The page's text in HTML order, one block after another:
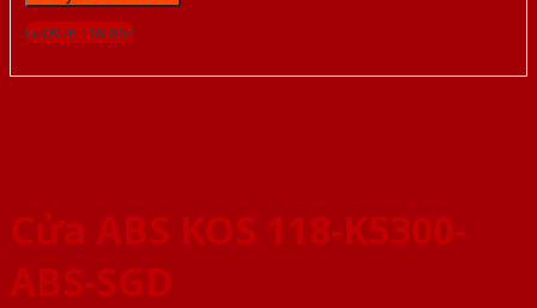
Gọi 0976.169.864
Cửa ABS KOS 118-K5300-
ABS-SGD